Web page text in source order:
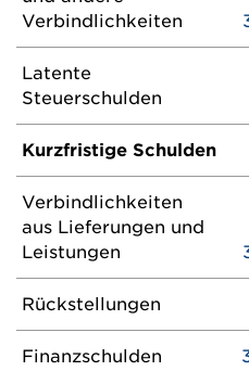
Verbindlichkeiten
Latente
Steuerschulden
Kurzfristige Schulden
Verbindlichkeiten
aus Lieferungen und
Leistungen
Rückstellungen
Finanzschulden